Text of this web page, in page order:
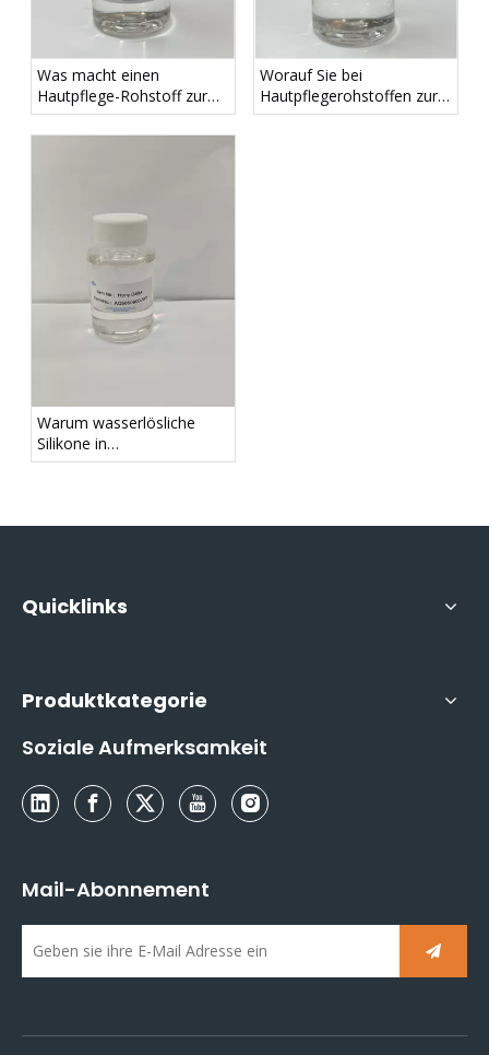
Was macht einen
Hautpflege-Rohstoff zur
Linderung von
Hauttrockenheit wirksam?
Worauf Sie bei
Hautpflegerohstoffen zur
Linderung von
Warum wasserlösliche
Silikone in
Körperpflegeformulierungen
Quicklinks
Produktkategorie
Soziale Aufmerksamkeit
Mail-Abonnement